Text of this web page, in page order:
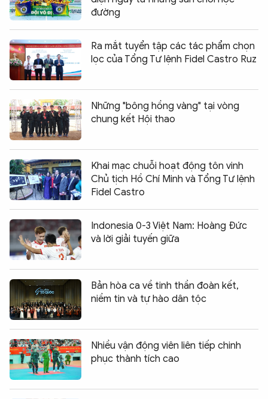
đường
Ra mắt tuyển tập các tác phẩm chọn
lọc của Tổng Tư lệnh Fidel Castro Ruz
Những "bông hồng vàng" tại vòng
chung kết Hội thao
Khai mạc chuỗi hoạt động tôn vinh
Chủ tịch Hồ Chí Minh và Tổng Tư lệnh
Fidel Castro
Indonesia 0-3 Việt Nam: Hoàng Đức
và lời giải tuyến giữa
Bản hòa ca về tinh thần đoàn kết,
niềm tin và tự hào dân tộc
Nhiều vận động viên liên tiếp chinh
phục thành tích cao